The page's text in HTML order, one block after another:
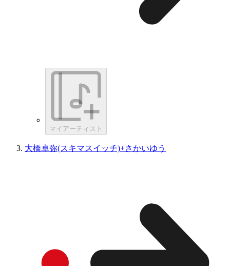
マイアーティスト
大橋卓弥(スキマスイッチ)+さかいゆう